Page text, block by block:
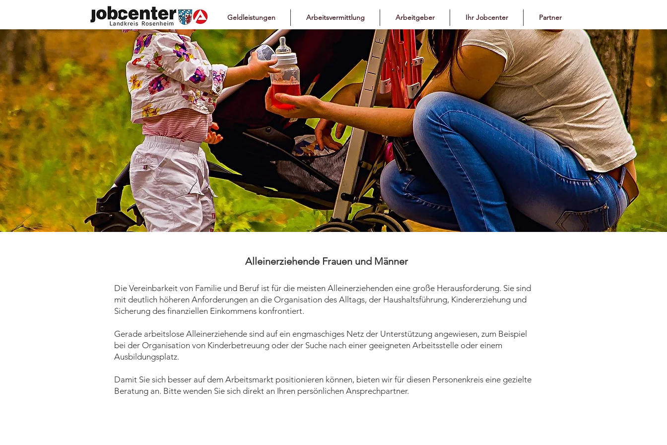
Geldleistungen Arbeitsvermittlung Arbeitgeber Ihr Jobcenter Partner
Alleinerziehende Frauen und Männer
Die Vereinbarkeit von Familie und Beruf ist für die meisten Alleinerziehenden eine große Herausforderung. Sie sind
mit deutlich höheren Anforderungen an die Organisation des Alltags, der Haushaltsführung, Kindererziehung und
Sicherung des finanziellen Einkommens konfrontiert.
Gerade arbeitslose Alleinerziehende sind auf ein engmaschiges Netz der Unterstützung angewiesen, zum Beispiel
bei der Organisation von Kinderbetreuung oder der Suche nach einer geeigneten Arbeitsstelle oder einem
Ausbildungsplatz.
Damit Sie sich besser auf dem Arbeitsmarkt positionieren können, bieten wir für diesen Personenkreis eine gezielte
Beratung an. Bitte wenden Sie sich direkt an Ihren persönlichen Ansprechpartner.